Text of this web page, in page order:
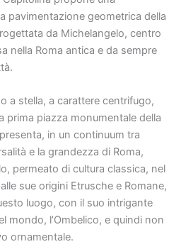
pavimentazione geometrica della
da Michelangelo, centro
nella Roma antica e da sempre
a stella, a carattere centrifugo,
prima piazza monumentale della
in un continuum tra
e la grandezza di Roma,
permeato di cultura classica, nel
sue origini Etrusche e Romane,
luogo, con il suo intrigante
mondo, l’Ombelico, e quindi non
ornamentale.